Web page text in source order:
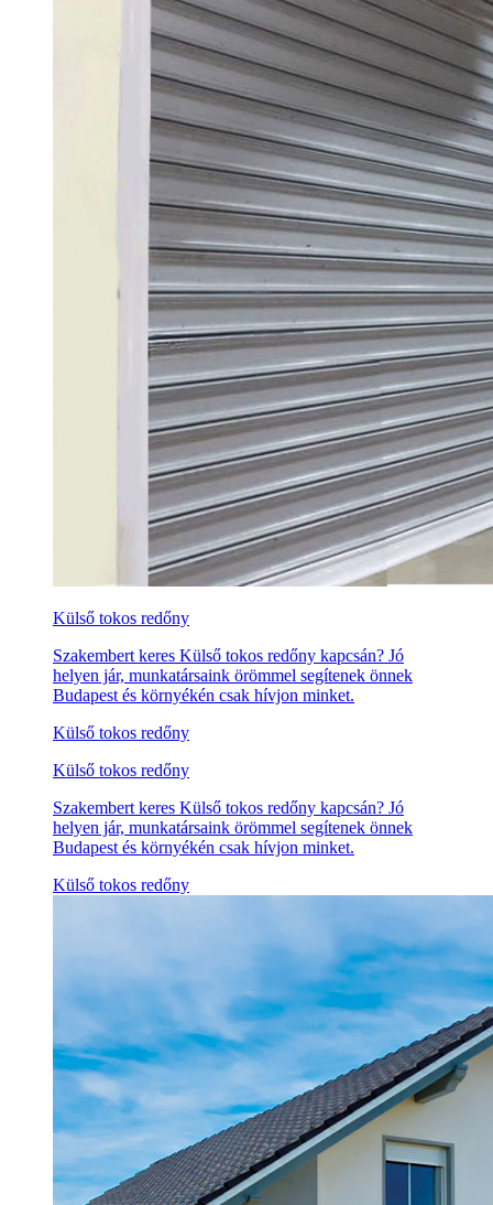
Külső tokos redőny
Szakembert keres Külső tokos redőny kapcsán? Jó
helyen jár, munkatársaink örömmel segítenek önnek
Budapest és környékén csak hívjon minket.
Külső tokos redőny
Külső tokos redőny
Szakembert keres Külső tokos redőny kapcsán? Jó
helyen jár, munkatársaink örömmel segítenek önnek
Budapest és környékén csak hívjon minket.
Külső tokos redőny